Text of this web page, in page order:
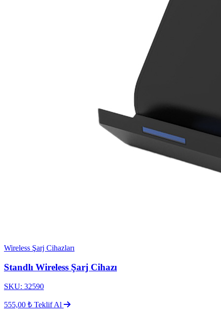
Wireless Şarj Cihazları
Standlı Wireless Şarj Cihazı
SKU: 32590
555,00 ₺ Teklif Al